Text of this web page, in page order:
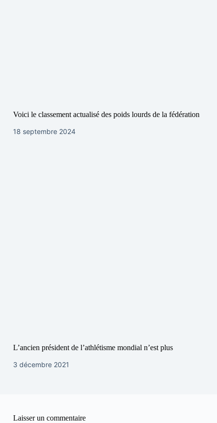
Voici le classement actualisé des poids lourds de la fédération
18 septembre 2024
L’ancien président de l’athlétisme mondial n’est plus
3 décembre 2021
Laisser un commentaire